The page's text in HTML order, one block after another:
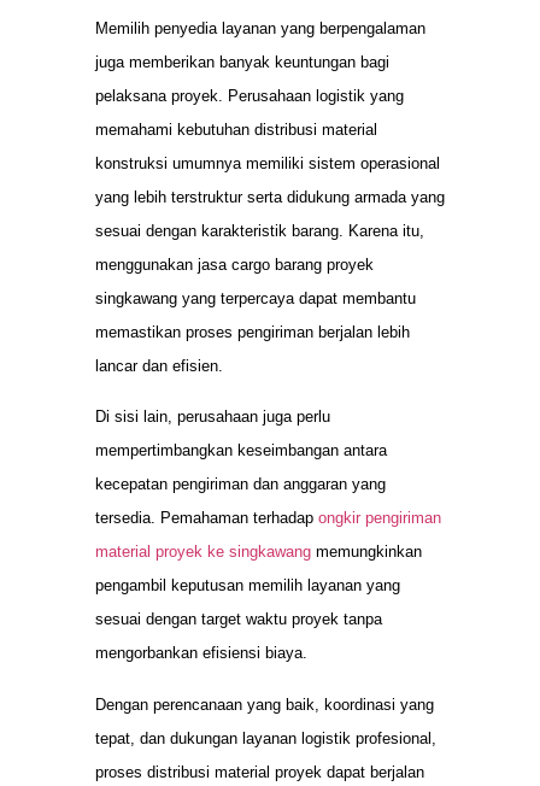
Memilih penyedia layanan yang berpengalaman
juga memberikan banyak keuntungan bagi
pelaksana proyek. Perusahaan logistik yang
memahami kebutuhan distribusi material
konstruksi umumnya memiliki sistem operasional
yang lebih terstruktur serta didukung armada yang
sesuai dengan karakteristik barang. Karena itu,
menggunakan jasa cargo barang proyek
singkawang yang terpercaya dapat membantu
memastikan proses pengiriman berjalan lebih
lancar dan efisien.
Di sisi lain, perusahaan juga perlu
mempertimbangkan keseimbangan antara
kecepatan pengiriman dan anggaran yang
tersedia. Pemahaman terhadap ongkir pengiriman
material proyek ke singkawang memungkinkan
pengambil keputusan memilih layanan yang
sesuai dengan target waktu proyek tanpa
mengorbankan efisiensi biaya.
Dengan perencanaan yang baik, koordinasi yang
tepat, dan dukungan layanan logistik profesional,
proses distribusi material proyek dapat berjalan